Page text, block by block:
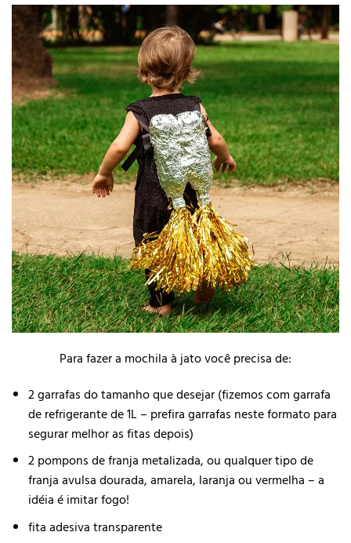
Para fazer a mochila à jato você precisa de:
2 garrafas do tamanho que desejar (fizemos com garrafa
de refrigerante de 1L – prefira garrafas neste formato para
segurar melhor as fitas depois)
2 pompons de franja metalizada, ou qualquer tipo de
franja avulsa dourada, amarela, laranja ou vermelha – a
idéia é imitar fogo!
fita adesiva transparente